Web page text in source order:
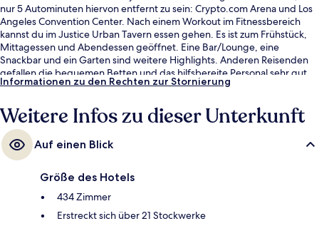
nur 5 Autominuten hiervon entfernt zu sein: Crypto.com Arena und Los
Angeles Convention Center. Nach einem Workout im Fitnessbereich
kannst du im Justice Urban Tavern essen gehen. Es ist zum Frühstück,
Mittagessen und Abendessen geöffnet. Eine Bar/Lounge, eine
Snackbar und ein Garten sind weitere Highlights. Anderen Reisenden
gefallen die bequemen Betten und das hilfsbereite Personal sehr gut.
Die öffentlichen Verkehrsmittel sind nur einen kurzen Fußmarsch
Tokyo/Arts District Station 7 Minuten.
Informationen zu den Rechten zur Stornierung
Weitere Infos zu dieser Unterkunft
Auf einen Blick
Größe des Hotels
434 Zimmer
Erstreckt sich über 21 Stockwerke